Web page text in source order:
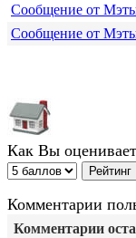
Сообщение от
Сообщение от
Как Вы
Комментарии
Комментарии